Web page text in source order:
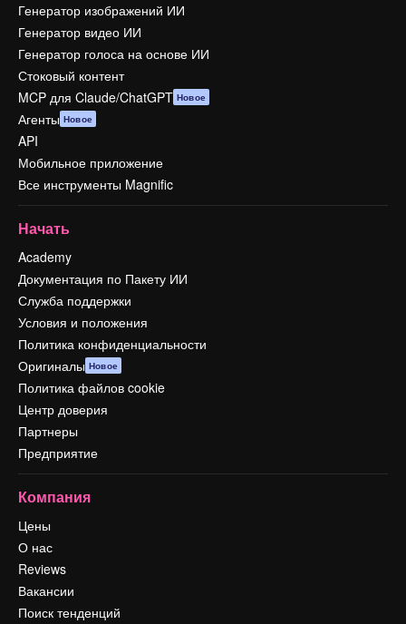
Генератор изображений ИИ
Генератор видео ИИ
Генератор голоса на основе ИИ
Стоковый контент
MCP для Claude/ChatGPT Новое
Агенты Новое
API
Мобильное приложение
Все инструменты Magnific
Начать
Academy
Документация по Пакету ИИ
Служба поддержки
Условия и положения
Политика конфиденциальности
Оригиналы Новое
Политика файлов cookie
Центр доверия
Партнеры
Предприятие
Компания
Цены
О нас
Reviews
Вакансии
Поиск тенденций